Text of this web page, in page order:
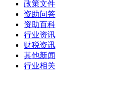
政策文件
资助问答
资助百科
行业资讯
财税资讯
其他新闻
行业相关